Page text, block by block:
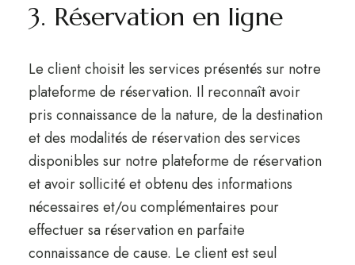
3. Réservation en ligne
Le client choisit les services présentés sur notre
plateforme de réservation. Il reconnaît avoir
pris connaissance de la nature, de la destination
et des modalités de réservation des services
disponibles sur notre plateforme de réservation
et avoir sollicité et obtenu des informations
nécessaires et/ou complémentaires pour
effectuer sa réservation en parfaite
connaissance de cause. Le client est seul